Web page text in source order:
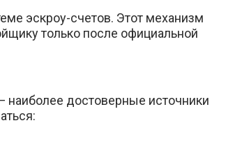
эскроу-счетов. Этот механизм
только после официальной
достоверные источники